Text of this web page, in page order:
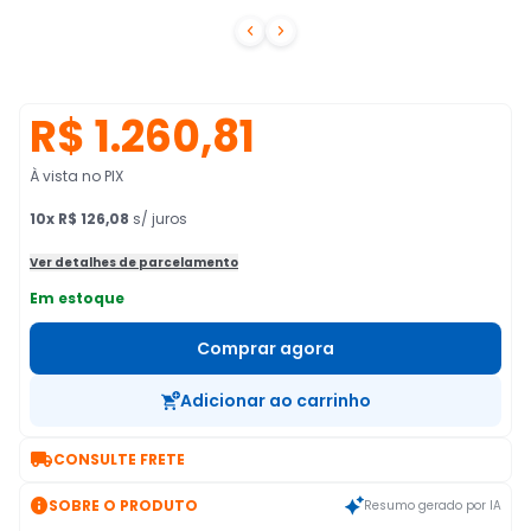
 
R$ 1.260,81
À vista no PIX
10x R$ 126,08 s/ juros
Ver detalhes de parcelamento
Em estoque
Comprar agora
Adicionar ao carrinho
CONSULTE FRETE
SOBRE O PRODUTO Resumo gerado por IA